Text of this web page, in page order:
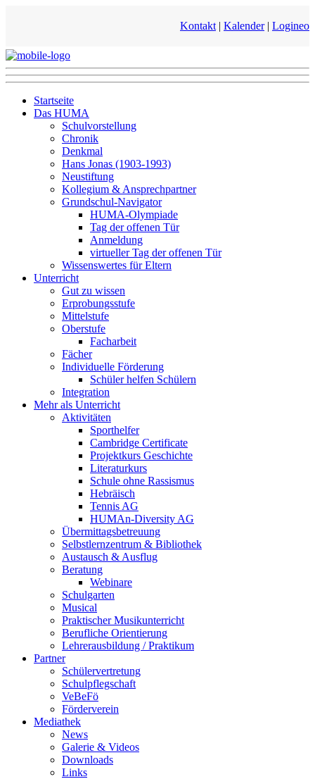
Kontakt | Kalender| Logineo
Startseite
Das HUMA
Schulvorstellung
Chronik
Denkmal
Hans Jonas (1903-1993)
Neustiftung
Kollegium & Ansprechpartner
Grundschul-Navigator
HUMA-Olympiade
Tag der offenen Tür
Anmeldung
virtueller Tag der offenen Tür
Wissenswertes für Eltern
Unterricht
Gut zu wissen
Erprobungsstufe
Mittelstufe
Oberstufe
Facharbeit
Fächer
Individuelle Förderung
Schüler helfen Schülern
Integration
Mehr als Unterricht
Aktivitäten
Sporthelfer
Cambridge Certificate
Projektkurs Geschichte
Literaturkurs
Schule ohne Rassismus
Hebräisch
Tennis AG
HUMAn-Diversity AG
Übermittagsbetreuung
Selbstlernzentrum & Bibliothek
Austausch & Ausflug
Beratung
Webinare
Schulgarten
Musical
Praktischer Musikunterricht
Berufliche Orientierung
Lehrerausbildung / Praktikum
Partner
Schülervertretung
Schulpflegschaft
VeBeFö
Förderverein
Mediathek
News
Galerie & Videos
Downloads
Links